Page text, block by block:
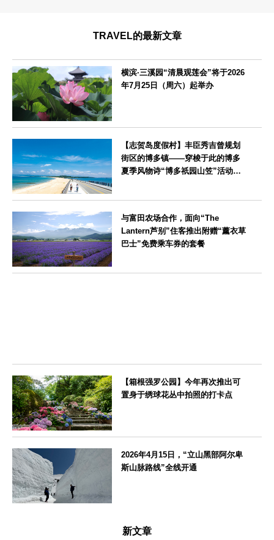
TRAVEL的最新文章
横滨·三溪园“清晨观莲会”将于2026
年7月25日（周六）起举办
【志贺岛度假村】丰臣秀吉曾规划
街区的博多镇——穿梭于此的博多
夏季风物诗“博多祇园山笠”活动期
与富田农场合作，面向“The
Lantern芦别”住客推出附赠“薰衣草
巴士”免费乘车券的套餐
【箱根强罗公园】今年再次推出可
置身于绣球花丛中拍照的打卡点
2026年4月15日，“立山黑部阿尔卑
斯山脉路线”全线开通
新文章